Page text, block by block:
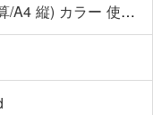
請求書 (インボイス対応/自動計算/A4 縦) カラー 使い方解説あり